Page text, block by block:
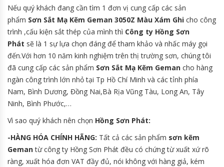
Nếu quý khách đang cần tìm 1 đơn vị cung cấp các sản
phẩm Sơn Sắt Mạ Kẽm Geman 3050Z Màu Xám Ghi cho công
trình ,cấu kiện sắt thép của mình thì Công ty Hồng Sơn
Phát sẽ là 1 sự lựa chọn đáng để tham khảo và nhấc máy gọi
đến.Với hơn 10 năm kinh nghiệm trên thị trường sơn, chúng tôi
đã cung cấp các sản phẩm Sơn Sắt Mạ Kẽm Geman cho hàng
ngàn công trình lớn nhỏ tại Tp Hồ Chí Minh và các tỉnh phía
Nam, Bình Dương, Đồng Nai,Bà Rịa Vũng Tàu, Long An, Tây
Ninh, Bình Phước,…
Vì sao quý khách nên chọn Hồng Sơn Phát:
-HÀNG HÓA CHÍNH HÃNG: Tất cả các sản phẩm sơn kẽm
Gemantừ công ty Hồng Sơn Phát đều có chứng từ xuất xứ rõ
ràng, xuất hóa đơn VAT đầy đủ, nói không với hàng giả, kém